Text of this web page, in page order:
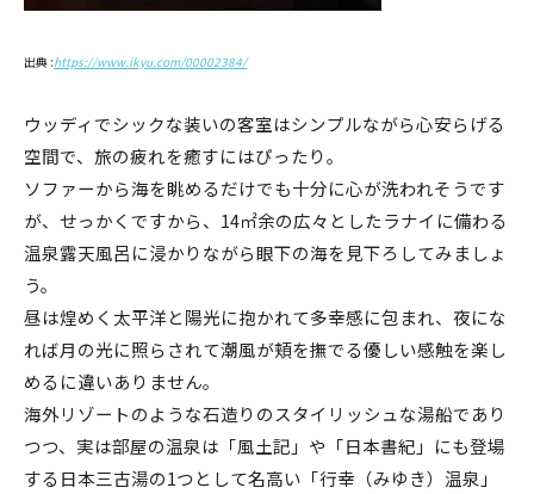
出典 :https://www.ikyu.com/00002384/
ウッディでシックな装いの客室はシンプルながら心安らげる
空間で、旅の疲れを癒すにはぴったり。
ソファーから海を眺めるだけでも十分に心が洗われそうです
が、せっかくですから、14㎡余の広々としたラナイに備わる
温泉露天風呂に浸かりながら眼下の海を見下ろしてみましょ
う。
昼は煌めく太平洋と陽光に抱かれて多幸感に包まれ、夜にな
れば月の光に照らされて潮風が頬を撫でる優しい感触を楽し
めるに違いありません。
海外リゾートのような石造りのスタイリッシュな湯船であり
つつ、実は部屋の温泉は「風土記」や「日本書紀」にも登場
する日本三古湯の1つとして名高い「行幸（みゆき）温泉」